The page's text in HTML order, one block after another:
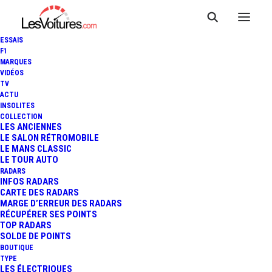
ESSAIS
F1
MARQUES
VIDÉOS
TV
ACTU
INSOLITES
COLLECTION
LES ANCIENNES
LE SALON RÉTROMOBILE
LE MANS CLASSIC
LE TOUR AUTO
RADARS
INFOS RADARS
CARTE DES RADARS
MARGE D’ERREUR DES RADARS
RÉCUPÉRER SES POINTS
TOP RADARS
SOLDE DE POINTS
BOUTIQUE
TYPE
LES ÉLECTRIQUES